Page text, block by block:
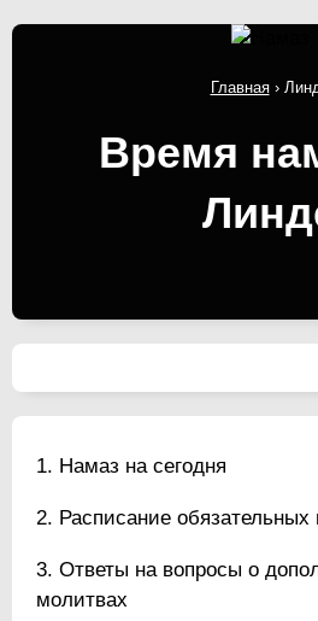
Главная›
Время
Намаз на сегодня
Расписание
Ответы на вопросы о
молитвах